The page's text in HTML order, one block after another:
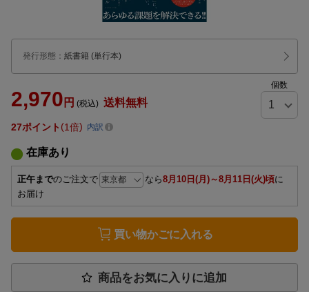
発行形態 ： 紙書籍 (単行本)
2,970 円 (税込) 送料無料
個数
27ポイント 1倍 内訳
在庫あり
正午までのご注文で なら8月10日(月)～8月11日(火)頃に
お届け
買い物かごに入れる
商品をお気に入りに追加